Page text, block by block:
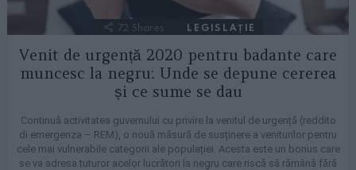
72 Shares LEGISLAȚIE
Venit de urgență 2020 pentru badante care
muncesc la negru: Unde se depune cererea
și ce sume se dau
Continuă activitatea guvernului cu privire la venitul de urgență (reddito
di emergenza – REM), o nouă măsură de susținere a veniturilor pentru
cele mai vulnerabile categorii ale populației. Acesta este un bonus care
se va adresa tuturor acelor lucrători la negru care riscă să rămână fără